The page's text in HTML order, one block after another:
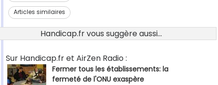
Articles similaires
Handicap.fr vous suggère aussi...
Sur Handicap.fr et AirZen Radio :
Fermer tous les établissements: la
fermeté de l'ONU exaspère